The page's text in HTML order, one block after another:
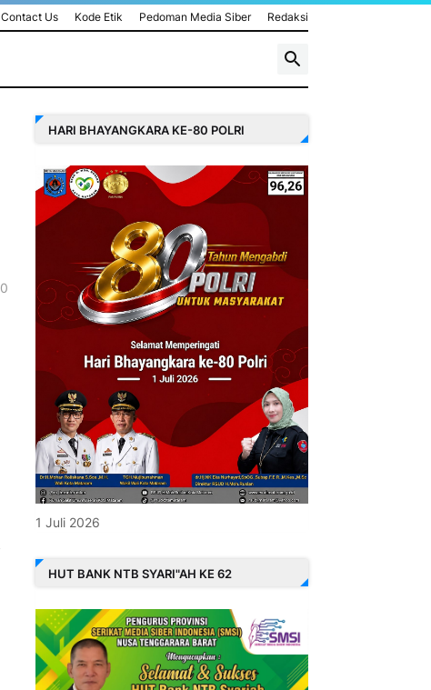
Contact Us Kode Etik Pedoman Media Siber Redaksi
0
HARI BHAYANGKARA KE-80 POLRI
1 Juli 2026
HUT BANK NTB SYARI"AH KE 62